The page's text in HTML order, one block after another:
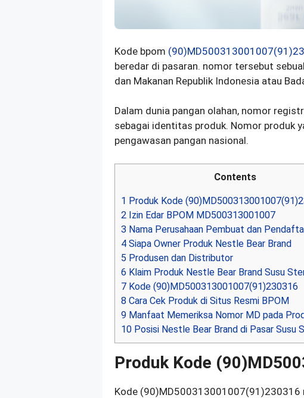
Kode bpom
beredar di pasaran. nomor tersebut
dan Makanan Republik Indonesia atau
Dalam dunia pangan olahan, nomor
sebagai identitas produk. Nomor produk
pengawasan pangan nasional.
Contents
1 Produk Kode
2 Izin Edar BPOM MD500313001007
3 Nama Perusahaan Pembuat dan
4 Siapa Owner Produk Nestle Bear Brand
5 Produsen dan Distributor
6 Klaim Produk Nestle Bear Brand Susu
7 Kode (90)MD500313001007(91)230316
8 Cara Cek Produk di Situs Resmi BPOM
9 Manfaat Memeriksa Nomor MD pada
10 Posisi Nestle Bear Brand di Pasar Susu
Produk Kode
Kode (90)MD500313001007(91)230316